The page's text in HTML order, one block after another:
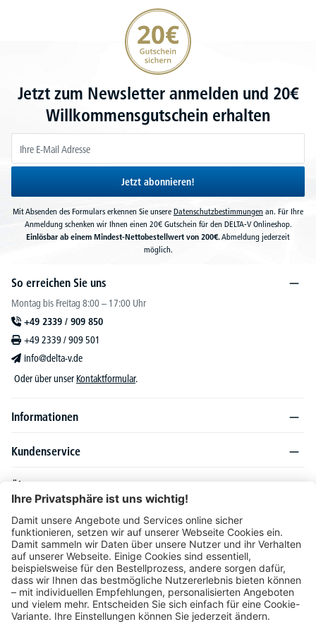
20€ Gutschein sichern
Jetzt zum Newsletter anmelden und 20€
Willkommensgutschein erhalten
Jetzt abonnieren!
Mit Absenden des Formulars erkennen Sie unsere Datenschutzbestimmungen an. Für Ihre
Anmeldung schenken wir Ihnen einen 20€ Gutschein für den DELTA-V Onlineshop.
Einlösbar ab einem Mindest-Nettobestellwert von 200€.Abmeldung jederzeit
möglich.
So erreichen Sie uns
Montag bis Freitag 8:00 – 17:00 Uhr
+49 2339 / 909 850
+49 2339 / 909 501
info@delta-v.de
Oder über unser Kontaktformular.
Informationen
Kundenservice
Über DELTA-V
Produktsortiment
Ratgeber
Folgen Sie uns auch auf